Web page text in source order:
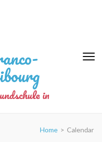
in
Home > Calendar